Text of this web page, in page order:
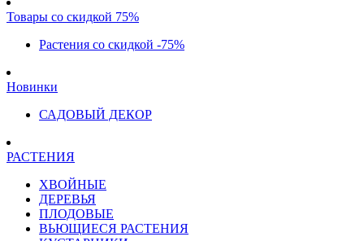
Товары со скидкой 75%
Растения со скидкой -75%
Новинки
САДОВЫЙ ДЕКОР
РАСТЕНИЯ
ХВОЙНЫЕ
ДЕРЕВЬЯ
ПЛОДОВЫЕ
ВЬЮЩИЕСЯ РАСТЕНИЯ